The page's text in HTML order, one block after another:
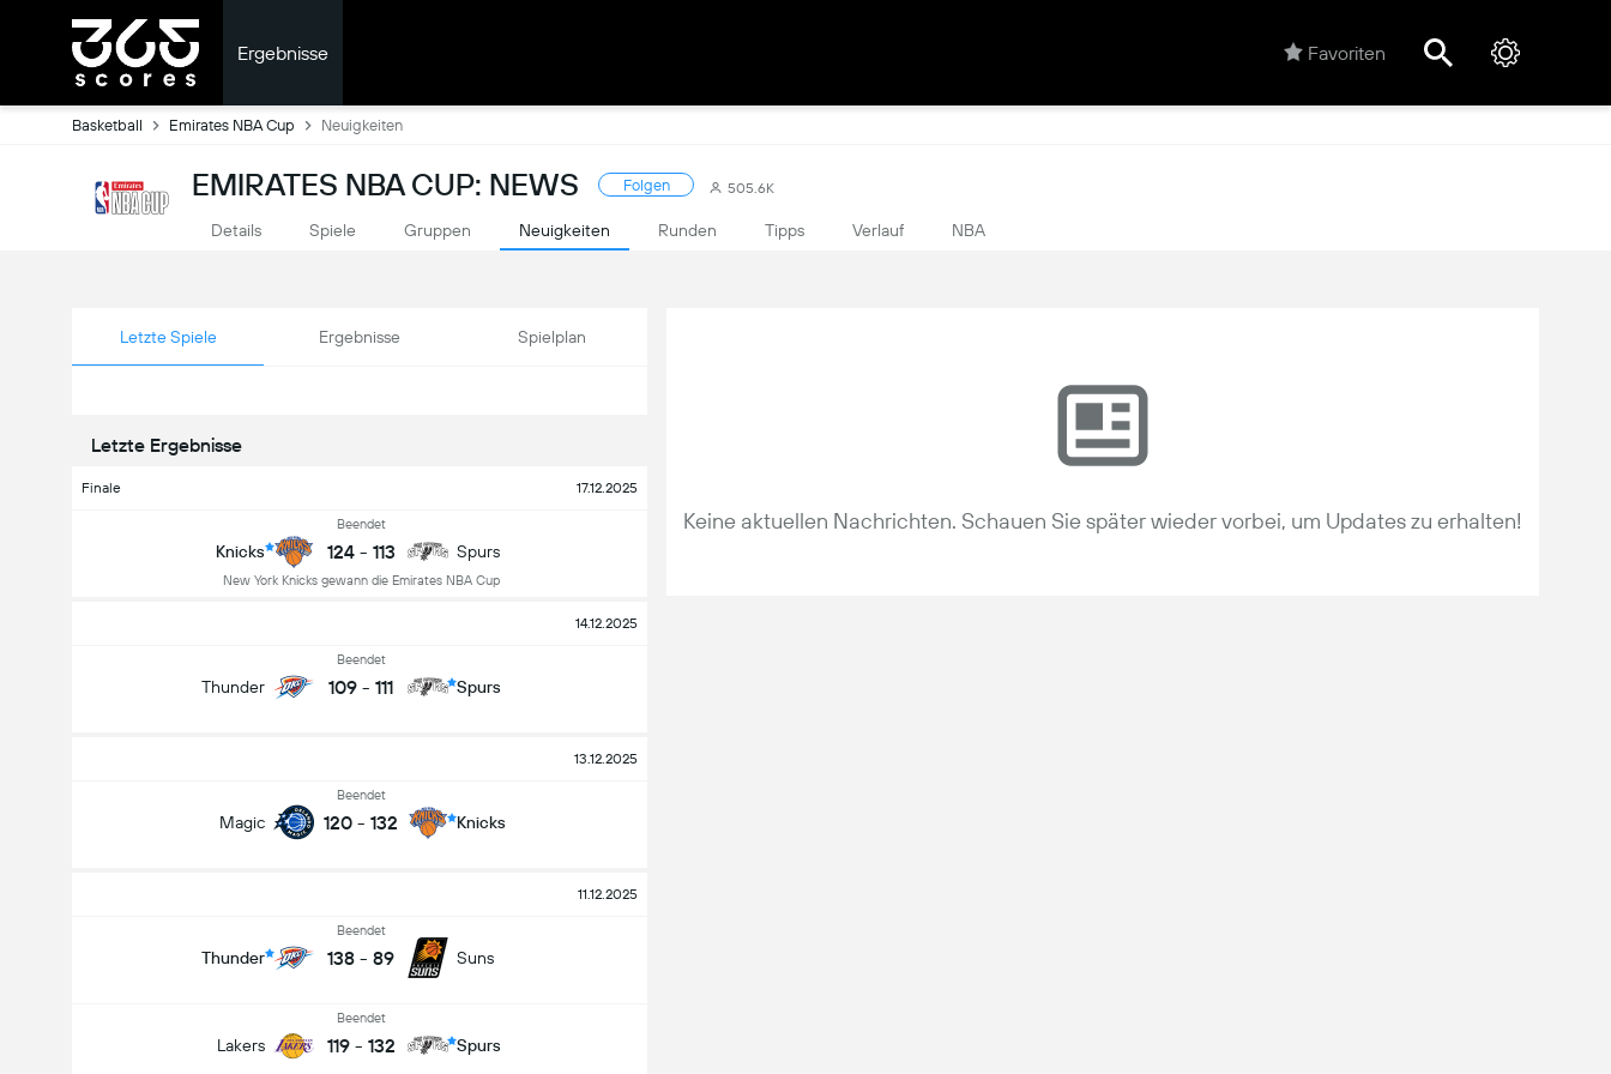
Ergebnisse Favoriten
Basketball Emirates NBA Cup Neuigkeiten
EMIRATES NBA CUP: NEWS Folgen 505.6K
Details Spiele Gruppen Neuigkeiten Runden Tipps Verlauf NBA
Letzte Spiele Ergebnisse Spielplan
Letzte Ergebnisse
Finale 17.12.2025
Knicks
Beendet
124 - 113
New York Knicks gewann die Emirates NBA Cup
Spurs
14.12.2025
Thunder
Beendet
109 - 111 Spurs
13.12.2025
Magic
Beendet
120 - 132 Knicks
11.12.2025
Thunder
Beendet
138 - 89 Suns
Lakers
Beendet
119 - 132 Spurs
Keine aktuellen Nachrichten. Schauen Sie später wieder vorbei, um Updates zu erhalten!